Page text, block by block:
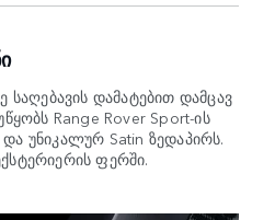
საღებავის დამატებით დამცავ
Range Rover Sport-ის
უნიკალურ Satin ზედაპირს.
ფერში.